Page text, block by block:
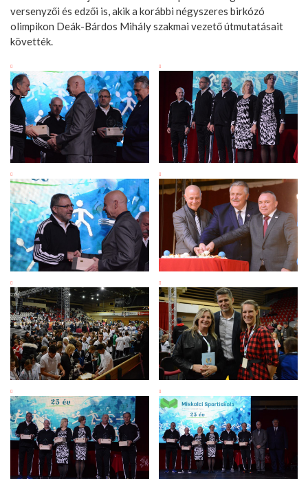
versenyzői és edzői is, akik a korábbi négyszeres birkózó
olimpikon Deák-Bárdos Mihály szakmai vezető útmutatásait
követték.